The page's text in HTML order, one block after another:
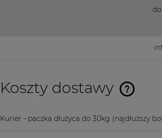
Koszty dostawy
Cena nie
kosztów
Kurier - paczka dłużyca do 30kg (najdłuższy